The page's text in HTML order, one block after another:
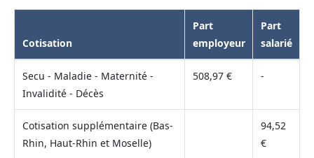
Cotisation
Part
employeur
Part
salarié
Secu - Maladie - Maternité -
Invalidité - Décès
508,97 € -
Cotisation supplémentaire (Bas-
Rhin, Haut-Rhin et Moselle)
94,52
€